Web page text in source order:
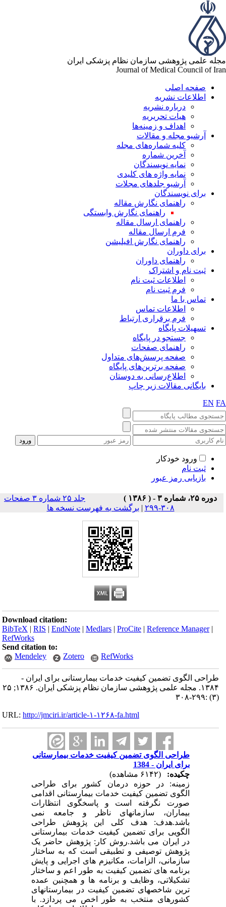
علمی پژوهشی سازمان نظام پزشکی ایران
Journal of Medical Council of
صفحه اصلی
اطلاعات نشریه
درباره نشریه
هیات تحریریه
اهداف و زمینه‌ها
آرشیو مجله و مقالات
کلیه شماره‌های مجله
آخرین شماره
نمایه نویسندگان
نمایه واژه های کلیدی
آرشیو جلدهای مجلات
برای نویسندگان
راهنمای نگارش مقاله
راهنمای نگارش وابستگی
راهنمای ارسال مقاله
فرم ارسال مقاله
راهنمای نگارش افیلیشن
برای داوران
راهنمای داوران
ثبت نام و اشتراک
اطلاعات ثبت نام
فرم ثبت نام
تماس با ما
اطلاعات تماس
فرم برقراری ارتباط
تسهیلات پایگاه
جستجو در پایگاه
راهنمای صفحات
صفحه پرسش‌های متداول
صفحه برترین‌های پایگاه
اطلاع‌رسانی به دوستان
بایگانی مقالات زیر چاپ
EN
ورود خودکار
ثبت نام
بازیابی رمز عبور
دوره ۲۵، شماره ۳ - ( ۱۳۸۶ )
جلد ۲۵ شماره ۳ صفحات
۳۰۸-۲۹۹
| برگشت به فهرست نسخه ها
Download citation:
BibTeX |RIS |EndNote |Medlars |ProCite |Reference Manager
RefWorks
Send citation to:
Mendeley
Zotero RefWorks
طراحی الگوی تضمین کیفیت خدمات بیمارستانی برای ایران -
۱۳۸۴. مجله علمی پژوهشی سازمان نظام پزشکی ایران. ۱۳۸۶; ۲۵
URL:http://jmciri.ir/article-۱-۱۲۶۸-fa.html
طراحی الگوی تضمین کیفیت خدمات بیمارستانی
برای ایران - 1384
چکیده:
زمینه: در حوزه درمان کشور برای طراحی
الگوی تضمین کیفیت خدمات بیمارستانی اقدامی
صورت نگرفته است و پاسخگوی انتظارات
بیماران، سازمانهای ناظر و جامعه نمی
باشد.هدف: هدف کلی این پژوهش طراحی
الگویی برای تضمین کیفیت خدمات بیمارستانی
در ایران می باشد.روش کار: پژوهش حاضر یک
پژوهش توصیفی و تطبیقی است که به ساختار
سازمانی، الزامات، مکانیزم های اجرایی و پایش
برنامه های تضمین کیفیت به طور اعم و ساختار
تشکیلاتی، وظایف و برنامه ها و همچنین عمده
ترین شاخصهای تضمین کیفیت در بیمارستانهای
کشورهای منتخب به طور اخص می پردازد. با